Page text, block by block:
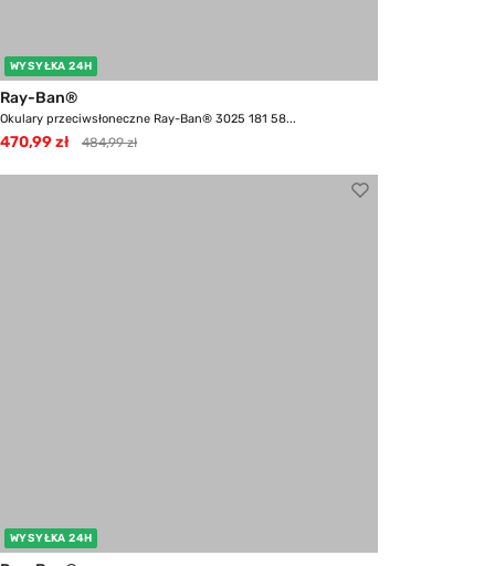
WYSYŁKA 24H
Ray-Ban®
Okulary przeciwsłoneczne Ray-Ban® 3025 181 58...
470,99 zł 484,99 zł
WYSYŁKA 24H